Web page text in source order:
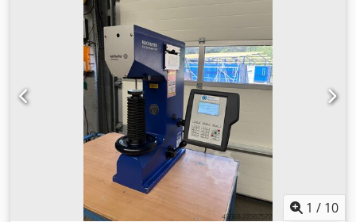
een bezichtiging. We kunnen desgewenst een betaalbaar
transport voor u regelen! U ontvangt een correcte factuur.
Voor buitenlandse klanten kan ook een factuur zonder btw
worden opgesteld. Vereist is een geldig btw-
identificatienummer. Tussenverkoop voorbehouden.
Bezoek onze webshop en bekijk ook onze andere
aanbiedingen. De vermelde bedrijfsnamen en
handelsmerken zijn eigendom van de desbetreffende
houders en dienen uitsluitend ter identificatie en
beschrijving van de producten. Afwijkingen van de
technische gegevens en vergissingen in de beschrijving
van het artikel kunnen voorkomen en zijn voorbehouden.
1 / 10